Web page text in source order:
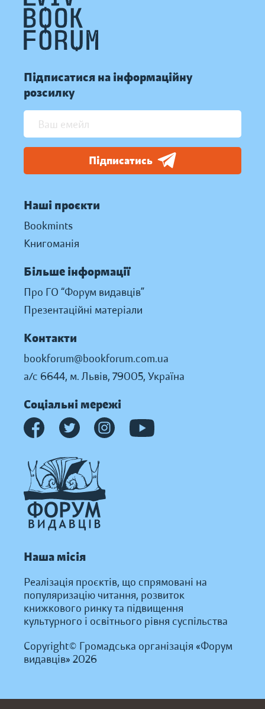
Підписатися на інформаційну
розсилку
Підписатись
Наші проєкти
Bookmints
Книгоманія
Більше інформації
Про ГО “Форум видавців”
Презентаційні матеріали
Контакти
bookforum@bookforum.com.ua
а/с 6644, м. Львів, 79005, Україна
Соціальні мережі
Наша місія
Реалізація проєктів, що спрямовані на
популяризацію читання, розвиток
книжкового ринку та підвищення
культурного і освітнього рівня суспільства
Copyright© Громадська організація «Форум
видавців» 2026